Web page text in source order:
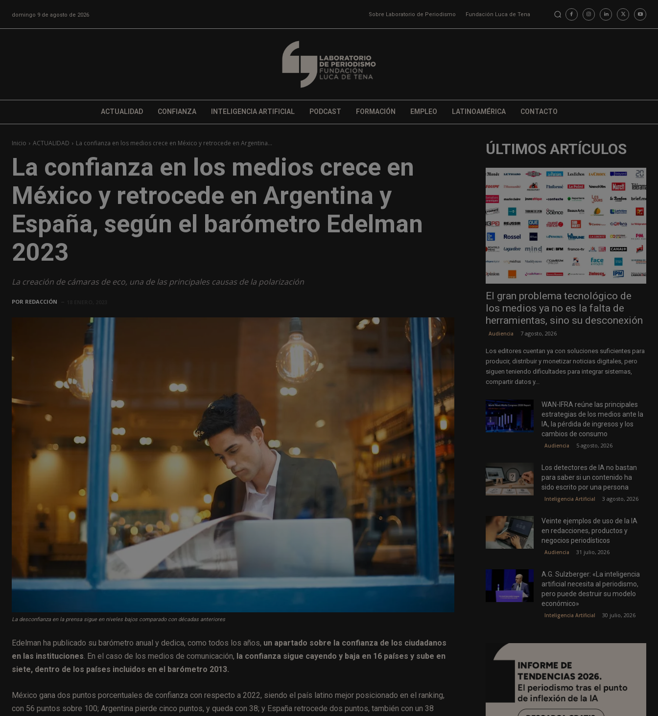
domingo 9 de agosto de 2026 Sobre Laboratorio de Periodismo Fundación Luca de Tena
ACTUALIDAD CONFIANZA INTELIGENCIA ARTIFICIAL PODCAST FORMACIÓN EMPLEO LATINOAMÉRICA CONTACTO
Inicio ACTUALIDAD La confianza en los medios crece en México y retrocede en Argentina...
La confianza en los medios crece en
México y retrocede en Argentina y
España, según el barómetro Edelman
2023
La creación de cámaras de eco, una de las principales causas de la polarización
POR REDACCIÓN
La desconfianza en la prensa sigue en niveles bajos comparado con décadas anteriores
Edelman ha publicado su barómetro anual y dedica, como todos los años, un apartado sobre la confianza de los ciudadanos
en las instituciones. En el caso de los medios de comunicación, la confianza sigue cayendo y baja en 16 países y sube en
siete, dentro de los países incluidos en el barómetro 2013.
México gana dos puntos porcentuales de confianza con respecto a 2022, siendo el país latino mejor posicionado en el ranking,
con 56 puntos sobre 100; Argentina pierde cinco puntos, y queda con 38; y España retrocede dos puntos, también con un 38
ÚLTIMOS ARTÍCULOS
El gran problema tecnológico de
los medios ya no es la falta de
herramientas, sino su desconexión
Audiencia 7 agosto, 2026
Los editores cuentan ya con soluciones suficientes para
producir, distribuir y monetizar noticias digitales, pero
siguen teniendo dificultades para integrar sistemas,
compartir datos y...
WAN-IFRA reúne las principales
estrategias de los medios ante la
IA, la pérdida de ingresos y los
cambios de consumo
Audiencia 5 agosto, 2026
Los detectores de IA no bastan
para saber si un contenido ha
sido escrito por una persona
Inteligencia Artificial 3 agosto, 2026
Veinte ejemplos de uso de la IA
en redacciones, productos y
negocios periodísticos
Audiencia 31 julio, 2026
A.G. Sulzberger: «La inteligencia
artificial necesita al periodismo,
pero puede destruir su modelo
económico»
Inteligencia Artificial 30 julio, 2026